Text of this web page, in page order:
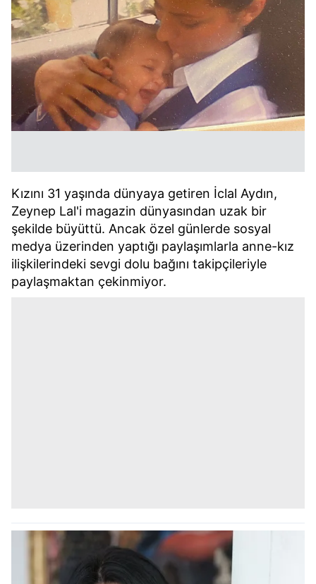
Kızını 31 yaşında dünyaya getiren İclal Aydın,
Zeynep Lal'i magazin dünyasından uzak bir
şekilde büyüttü. Ancak özel günlerde sosyal
medya üzerinden yaptığı paylaşımlarla anne-kız
ilişkilerindeki sevgi dolu bağını takipçileriyle
paylaşmaktan çekinmiyor.